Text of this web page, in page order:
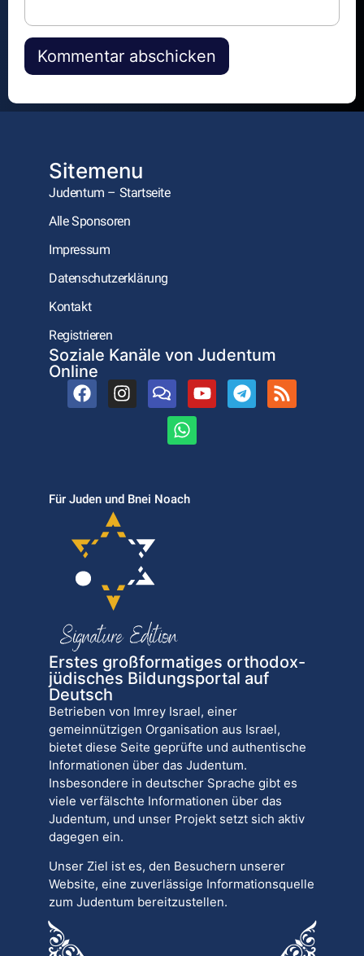
Alternative:
Sitemenu
Judentum – Startseite
Alle Sponsoren
Impressum
Datenschutzerklärung
Kontakt
Registrieren
Soziale Kanäle von Judentum
Online
Für Juden und Bnei Noach
Erstes großformatiges orthodox-
jüdisches Bildungsportal auf
Deutsch
Betrieben von Imrey Israel, einer
gemeinnützigen Organisation aus Israel,
bietet diese Seite geprüfte und authentische
Informationen über das Judentum.
Insbesondere in deutscher Sprache gibt es
viele verfälschte Informationen über das
Judentum, und unser Projekt setzt sich aktiv
dagegen ein.
Unser Ziel ist es, den Besuchern unserer
Website, eine zuverlässige Informationsquelle
zum Judentum bereitzustellen.